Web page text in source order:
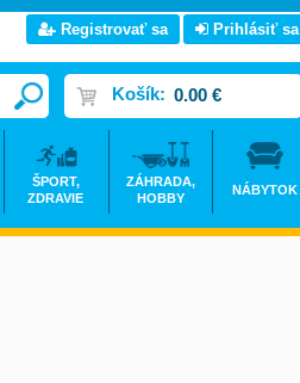
Registrovať sa Prihlásiť sa
Košík: 0.00 €
ŠPORT,
ZDRAVIE
ZÁHRADA,
HOBBY
NÁBYTOK